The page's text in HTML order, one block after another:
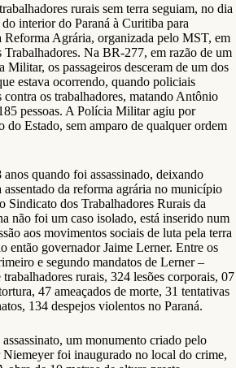
rurais sem terra seguiam, no dia
interior do Paraná à Curitiba para
Reforma Agrária, organizada pelo MST, em
Trabalhadores. Na BR-277, em razão de um
os passageiros desceram de um dos
estava ocorrendo, quando policiais
os trabalhadores, matando Antônio
pessoas. A Polícia Militar agiu por
do Estado, sem amparo de qualquer ordem
quando foi assassinado, deixando
da reforma agrária no município
Sindicato dos Trabalhadores Rurais da
não foi um caso isolado, está inserido num
aos movimentos sociais de luta pela terra
então governador Jaime Lerner. Entre os
e segundo mandatos de Lerner –
rurais, 324 lesões corporais, 07
47 ameaçados de morte, 31 tentativas
134 despejos violentos no Paraná.
um monumento criado pelo
foi inaugurado no local do crime,